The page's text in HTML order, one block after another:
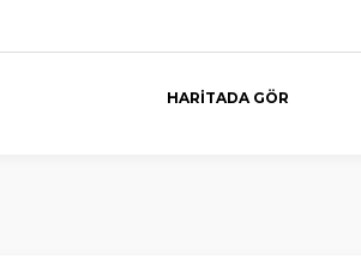
HARITADA GÖR